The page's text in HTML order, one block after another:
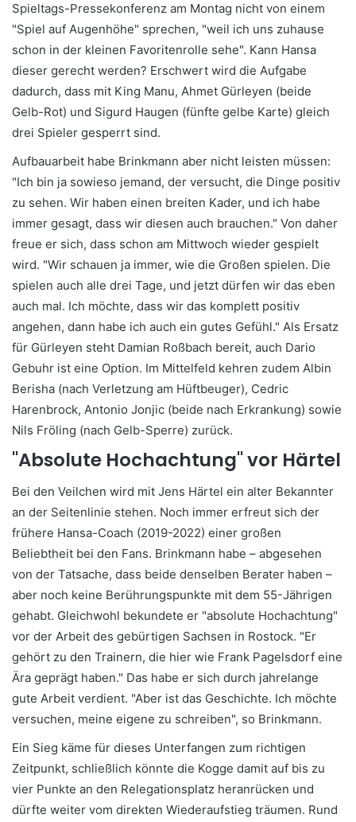
Spieltags-Pressekonferenz am Montag nicht von einem
"Spiel auf Augenhöhe" sprechen, "weil ich uns zuhause
schon in der kleinen Favoritenrolle sehe". Kann Hansa
dieser gerecht werden? Erschwert wird die Aufgabe
dadurch, dass mit King Manu, Ahmet Gürleyen (beide
Gelb-Rot) und Sigurd Haugen (fünfte gelbe Karte) gleich
drei Spieler gesperrt sind.
Aufbauarbeit habe Brinkmann aber nicht leisten müssen:
"Ich bin ja sowieso jemand, der versucht, die Dinge positiv
zu sehen. Wir haben einen breiten Kader, und ich habe
immer gesagt, dass wir diesen auch brauchen." Von daher
freue er sich, dass schon am Mittwoch wieder gespielt
wird. "Wir schauen ja immer, wie die Großen spielen. Die
spielen auch alle drei Tage, und jetzt dürfen wir das eben
auch mal. Ich möchte, dass wir das komplett positiv
angehen, dann habe ich auch ein gutes Gefühl." Als Ersatz
für Gürleyen steht Damian Roßbach bereit, auch Dario
Gebuhr ist eine Option. Im Mittelfeld kehren zudem Albin
Berisha (nach Verletzung am Hüftbeuger), Cedric
Harenbrock, Antonio Jonjic (beide nach Erkrankung) sowie
Nils Fröling (nach Gelb-Sperre) zurück.
"Absolute Hochachtung" vor Härtel
Bei den Veilchen wird mit Jens Härtel ein alter Bekannter
an der Seitenlinie stehen. Noch immer erfreut sich der
frühere Hansa-Coach (2019-2022) einer großen
Beliebtheit bei den Fans. Brinkmann habe – abgesehen
von der Tatsache, dass beide denselben Berater haben –
aber noch keine Berührungspunkte mit dem 55-Jährigen
gehabt. Gleichwohl bekundete er "absolute Hochachtung"
vor der Arbeit des gebürtigen Sachsen in Rostock. "Er
gehört zu den Trainern, die hier wie Frank Pagelsdorf eine
Ära geprägt haben." Das habe er sich durch jahrelange
gute Arbeit verdient. "Aber ist das Geschichte. Ich möchte
versuchen, meine eigene zu schreiben", so Brinkmann.
Ein Sieg käme für dieses Unterfangen zum richtigen
Zeitpunkt, schließlich könnte die Kogge damit auf bis zu
vier Punkte an den Relegationsplatz heranrücken und
dürfte weiter vom direkten Wiederaufstieg träumen. Rund